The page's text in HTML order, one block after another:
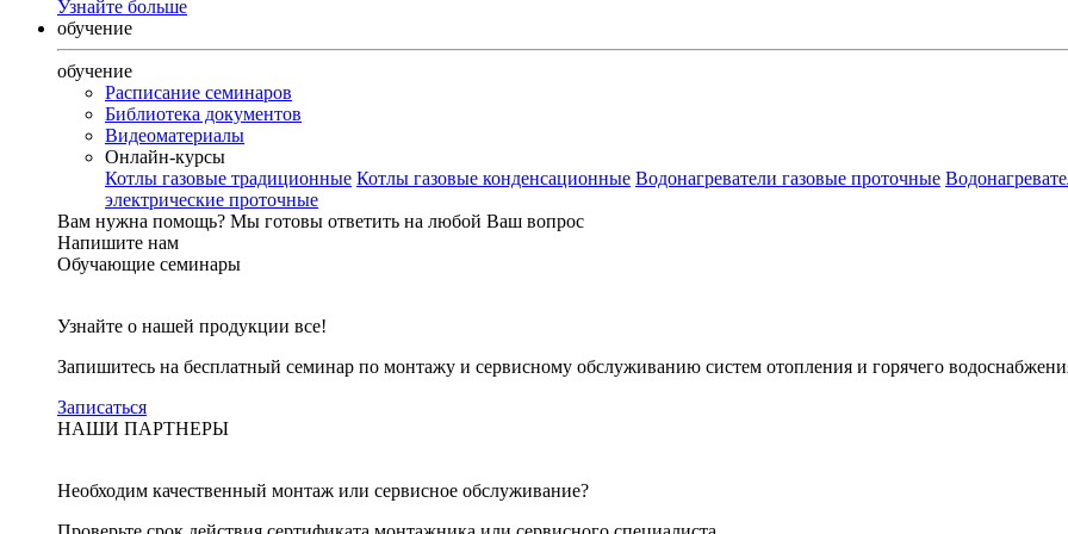
Узнайте больше
обучение
обучение
Расписание семинаров
Библиотека документов
Видеоматериалы
Онлайн-курсы
Котлы газовые традиционные Котлы газовые конденсационные Водонагреватели газовые проточные
электрические проточные
Вам нужна помощь? Мы готовы ответить на любой Ваш вопрос
Напишите нам
Обучающие семинары
Узнайте о нашей продукции все!
Запишитесь на бесплатный семинар по монтажу и сервисному обслуживанию систем отопления и горячего
Записаться
НАШИ ПАРТНЕРЫ
Необходим качественный монтаж или сервисное обслуживание?